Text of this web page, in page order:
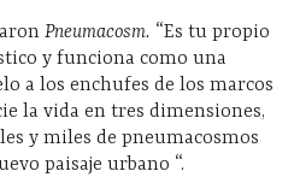
Pneumacosm. “Es tu propio
y funciona como una
a los enchufes de los marcos
la vida en tres dimensiones,
y miles de pneumacosmos
paisaje urbano “.